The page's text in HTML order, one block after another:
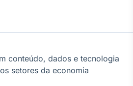
plataforma para
analisar fundos
conteúdo, dados e tecnologia
setores da economia